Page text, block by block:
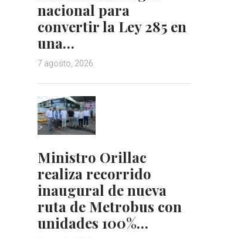
nacional para
convertir la Ley 285 en
una…
7 agosto, 2026
Ministro Orillac
realiza recorrido
inaugural de nueva
ruta de Metrobus con
unidades 100%…